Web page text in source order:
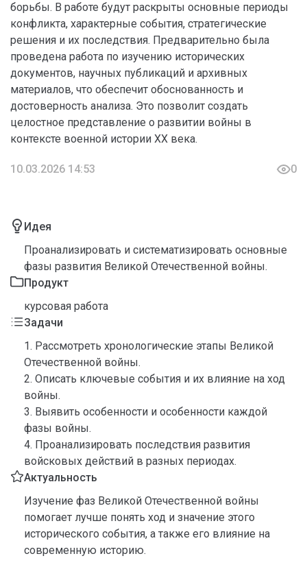
борьбы. В работе будут раскрыты основные периоды
конфликта, характерные события, стратегические
решения и их последствия. Предварительно была
проведена работа по изучению исторических
документов, научных публикаций и архивных
материалов, что обеспечит обоснованность и
достоверность анализа. Это позволит создать
целостное представление о развитии войны в
контексте военной истории XX века.
10.03.2026 14:53 0
Идея
Проанализировать и систематизировать основные
фазы развития Великой Отечественной войны.
Продукт
курсовая работа
Задачи
1. Рассмотреть хронологические этапы Великой
Отечественной войны.
2. Описать ключевые события и их влияние на ход
войны.
3. Выявить особенности и особенности каждой
фазы войны.
4. Проанализировать последствия развития
войсковых действий в разных периодах.
Актуальность
Изучение фаз Великой Отечественной войны
помогает лучше понять ход и значение этого
исторического события, а также его влияние на
современную историю.